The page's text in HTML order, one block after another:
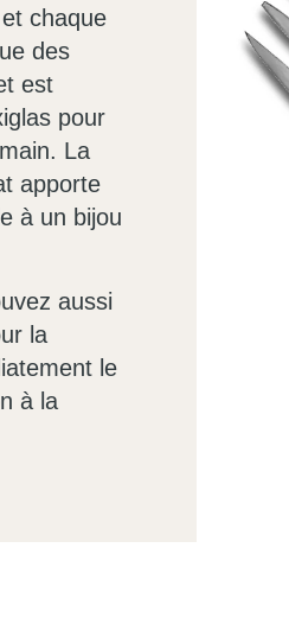
chaque
des
est
pour
La
apporte
à un bijou
aussi
la
le
à la